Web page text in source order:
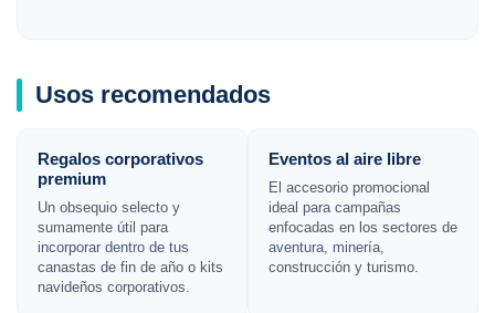
Usos recomendados
Regalos corporativos
premium
Un obsequio selecto y
sumamente útil para
incorporar dentro de tus
canastas de fin de año o kits
navideños corporativos.
Eventos al aire libre
El accesorio promocional
ideal para campañas
enfocadas en los sectores de
aventura, minería,
construcción y turismo.